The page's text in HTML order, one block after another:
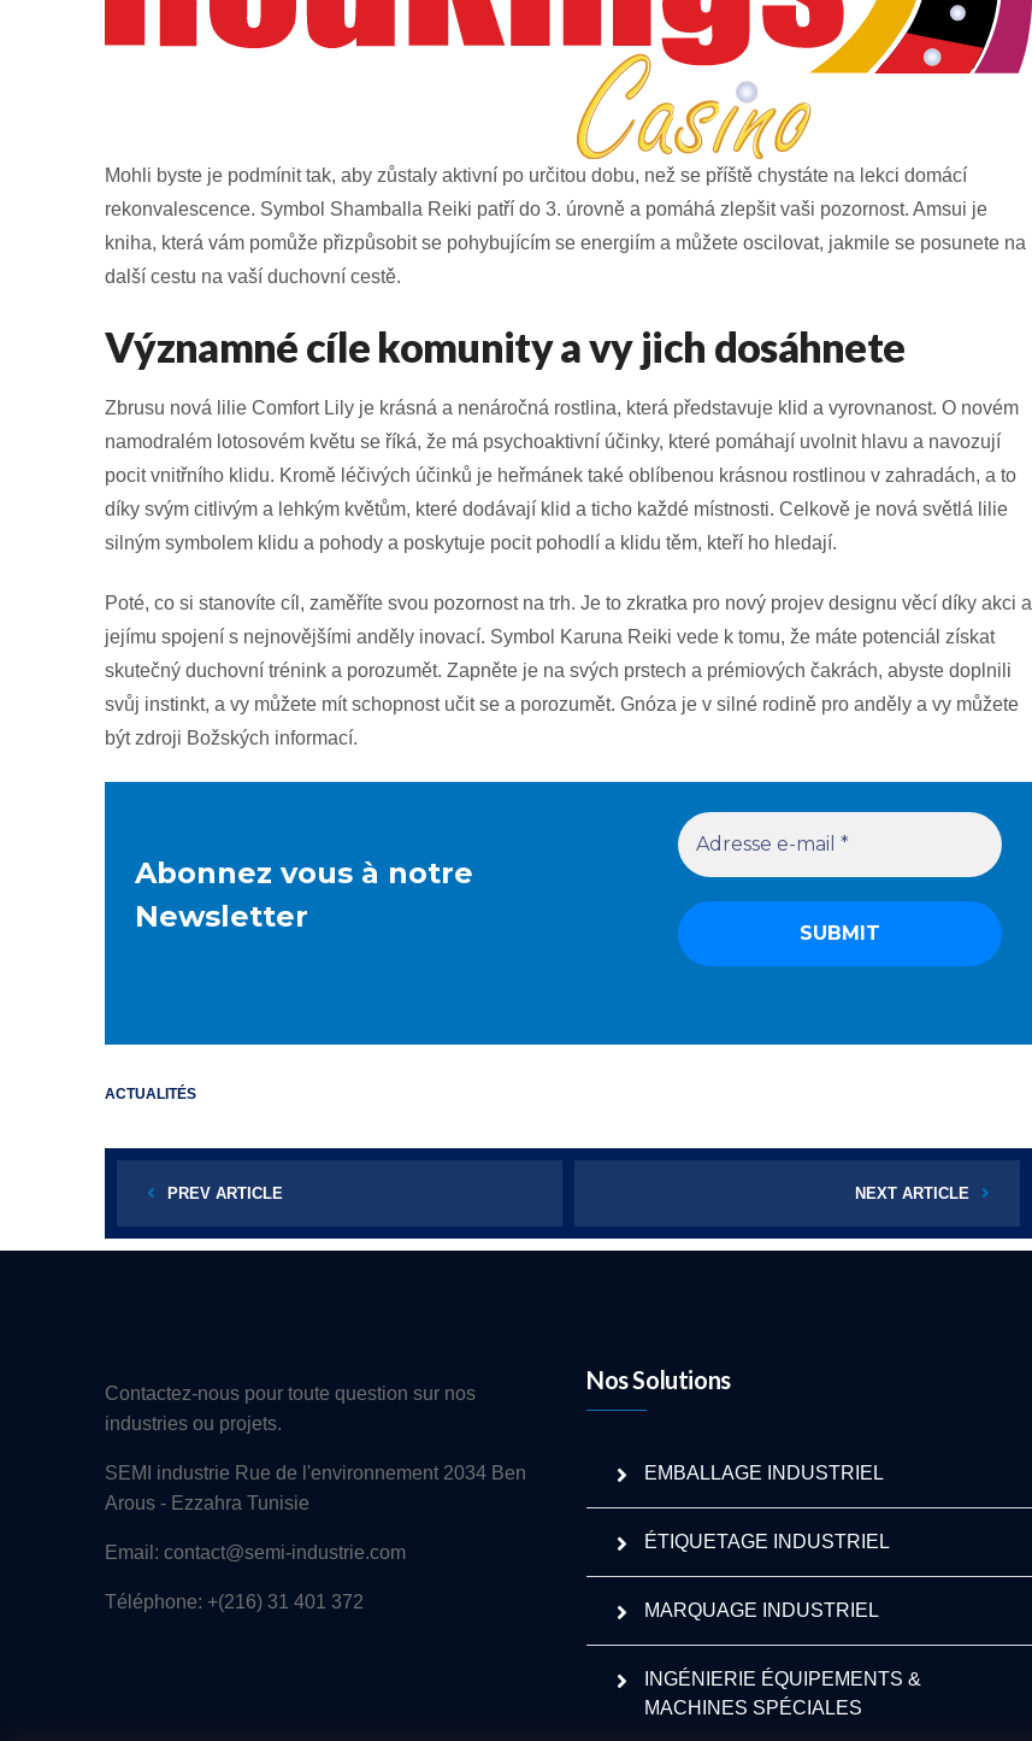
Mohli byste je podmínit tak, aby zůstaly aktivní po určitou dobu, než se příště chystáte na lekci domácí
rekonvalescence. Symbol Shamballa Reiki patří do 3. úrovně a pomáhá zlepšit vaši pozornost. Amsui je
kniha, která vám pomůže přizpůsobit se pohybujícím se energiím a můžete oscilovat, jakmile se posunete na
další cestu na vaší duchovní cestě.
Významné cíle komunity a vy jich dosáhnete
Zbrusu nová lilie Comfort Lily je krásná a nenáročná rostlina, která představuje klid a vyrovnanost. O novém
namodralém lotosovém květu se říká, že má psychoaktivní účinky, které pomáhají uvolnit hlavu a navozují
pocit vnitřního klidu. Kromě léčivých účinků je heřmánek také oblíbenou krásnou rostlinou v zahradách, a to
díky svým citlivým a lehkým květům, které dodávají klid a ticho každé místnosti. Celkově je nová světlá lilie
silným symbolem klidu a pohody a poskytuje pocit pohodlí a klidu těm, kteří ho hledají.
Poté, co si stanovíte cíl, zaměříte svou pozornost na trh. Je to zkratka pro nový projev designu věcí díky akci a
jejímu spojení s nejnovějšími anděly inovací. Symbol Karuna Reiki vede k tomu, že máte potenciál získat
skutečný duchovní trénink a porozumět. Zapněte je na svých prstech a prémiových čakrách, abyste doplnili
svůj instinkt, a vy můžete mít schopnost učit se a porozumět. Gnóza je v silné rodině pro anděly a vy můžete
být zdroji Božských informací.
Abonnez vous à notre
Newsletter
ACTUALITÉS
PREV ARTICLE NEXT ARTICLE
Contactez-nous pour toute question sur nos
industries ou projets.
SEMI industrie Rue de l'environnement 2034 Ben
Arous - Ezzahra Tunisie
Email: contact@semi-industrie.com
Téléphone: +(216) 31 401 372
Nos Solutions
EMBALLAGE INDUSTRIEL
ÉTIQUETAGE INDUSTRIEL
MARQUAGE INDUSTRIEL
INGÉNIERIE ÉQUIPEMENTS &
MACHINES SPÉCIALES